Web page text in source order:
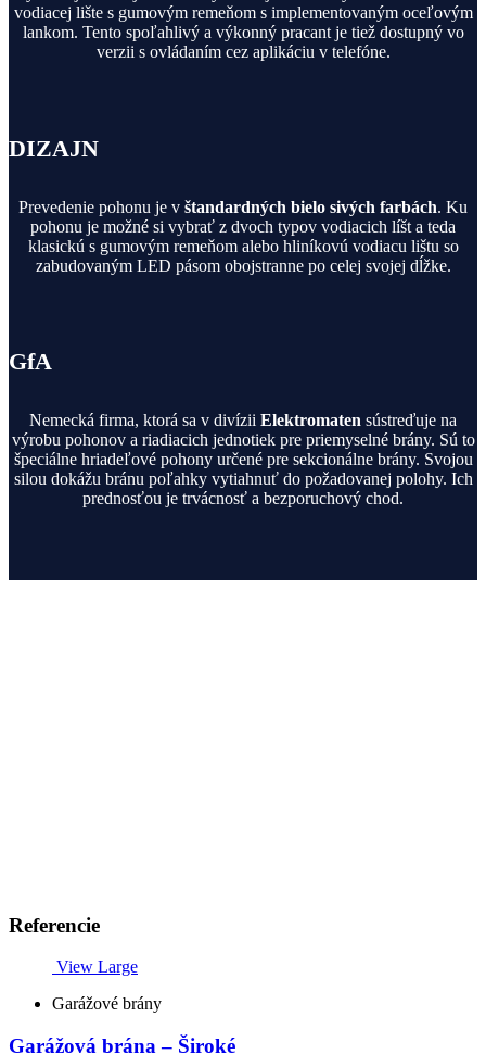
vodiacej lište s gumovým remeňom s implementovaným oceľovým
lankom. Tento spoľahlivý a výkonný pracant je tiež dostupný vo
verzii s ovládaním cez aplikáciu v telefóne.
DIZAJN
Prevedenie pohonu je v štandardných bielo sivých farbách. Ku
pohonu je možné si vybrať z dvoch typov vodiacich líšt a teda
klasickú s gumovým remeňom alebo hliníkovú vodiacu lištu so
zabudovaným LED pásom obojstranne po celej svojej dĺžke.
GfA
Nemecká firma, ktorá sa v divízii Elektromaten sústreďuje na
výrobu pohonov a riadiacich jednotiek pre priemyselné brány. Sú to
špeciálne hriadeľové pohony určené pre sekcionálne brány. Svojou
silou dokážu bránu poľahky vytiahnuť do požadovanej polohy. Ich
prednosťou je trvácnosť a bezporuchový chod.
Referencie
View Large
Garážové brány
Garážová brána – Široké